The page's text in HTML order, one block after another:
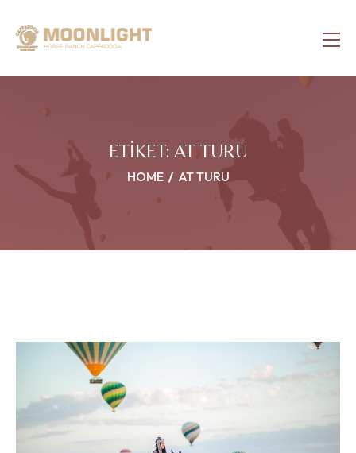
ETIKET: AT TURU
HOME AT TURU